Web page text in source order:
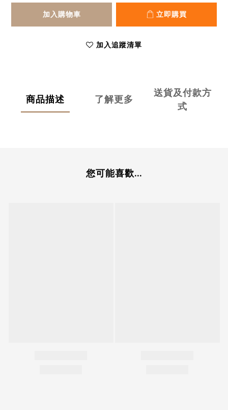
加入購物車 立即購買
加入追蹤清單
商品描述 了解更多
送貨及付款方
式
您可能喜歡...